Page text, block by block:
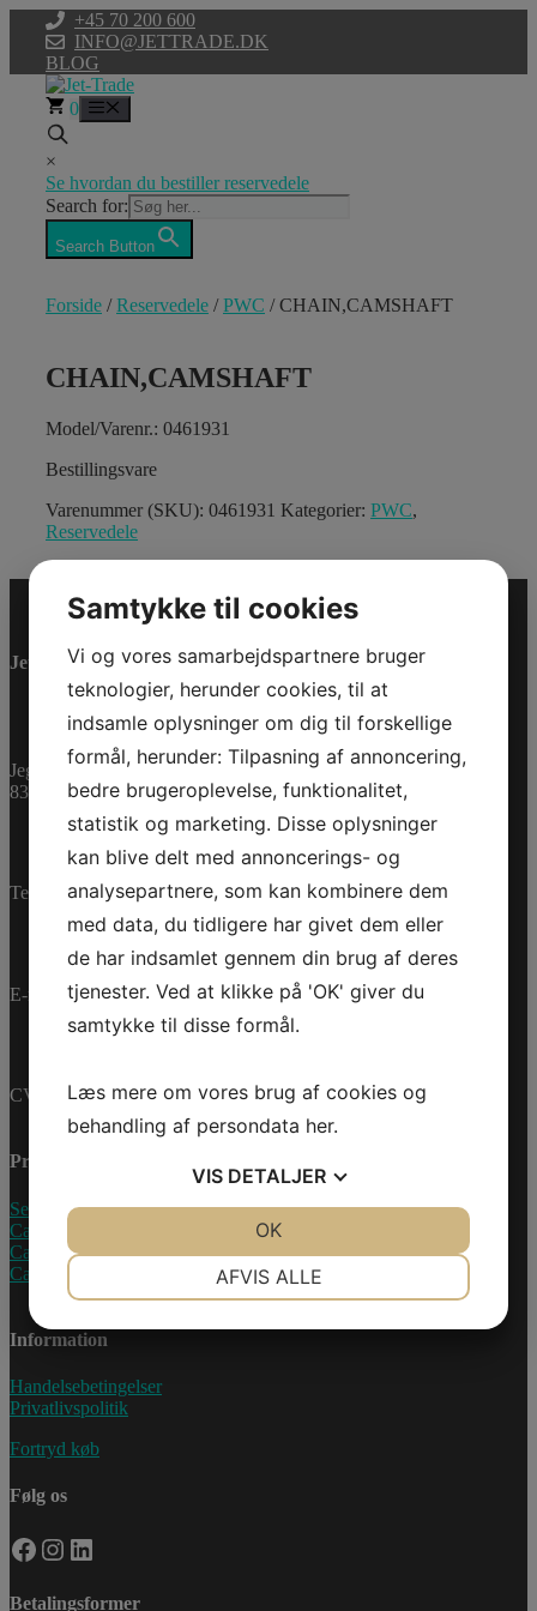
indhold
+45 70 200 600
INFO@JETTRADE.DK
BLOG
0
×
Se hvordan du bestiller reservedele
Search for:
Search Button
Forside /Reservedele /PWC / CHAIN,CAMSHAFT
CHAIN,CAMSHAFT
Model/Varenr.: 0461931
Bestillingsvare
Varenummer (SKU): 0461931 Kategorier: PWC,
Reservedele
Jet-Trade Powersport
Jegstrupvej 280
8361 Hasselager
Telefon:+45 70 200 600
E-mail:info@jettrade.dk
CVR-nummer: 27233678
Produkter
Sea-Doo Vandscooter
Can-Am ATV
Can-Am UTV
Can-Am Roadster
Information
Handelsebetingelser
Privatlivspolitik
Fortryd køb
Følg os
Facebook
Instagram
LinkedIn
Betalingsformer
Samtykke til cookies
Vi og vores samarbejdspartnere bruger
teknologier, herunder cookies, til at
indsamle oplysninger om dig til forskellige
formål, herunder: Tilpasning af annoncering,
bedre brugeroplevelse, funktionalitet,
statistik og marketing. Disse oplysninger
kan blive delt med annoncerings- og
analysepartnere, som kan kombinere dem
med data, du tidligere har givet dem eller
de har indsamlet gennem din brug af deres
tjenester. Ved at klikke på 'OK' giver du
samtykke til disse formål.
Læs mere om vores brug af cookies og
behandling af persondata her.
VIS DETALJER
AFVIS ALLE
OK